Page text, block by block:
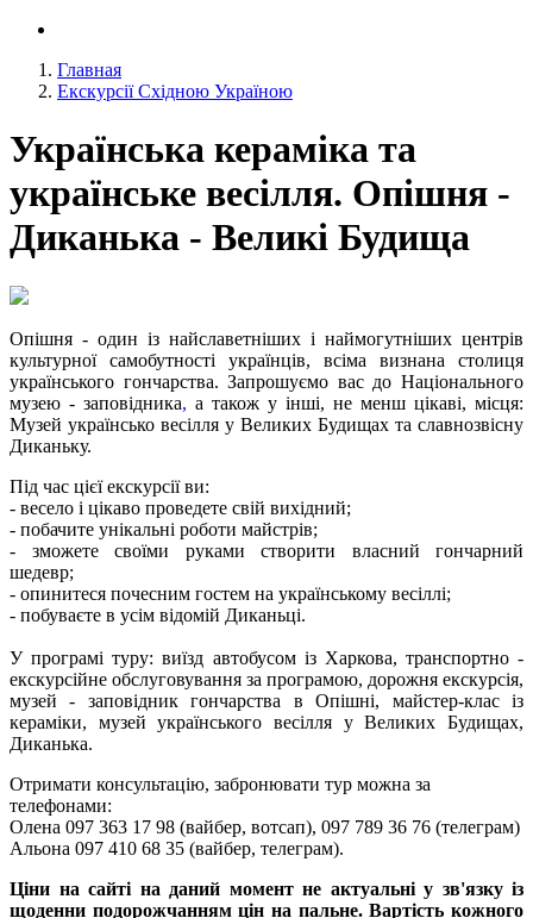
Главная
Екскурсії Східною Україною
Українська кераміка та
українське весілля. Опішня -
Диканька - Великі Будища
Опішня - один із найславетніших і наймогутніших центрів
культурної самобутності українців, всіма визнана столиця
українського гончарства. Запрошуємо вас до Національного
музею - заповідника, а також у інші, не менш цікаві, місця:
Музей українсько весілля у Великих Будищах та славнозвісну
Диканьку.
Під час цієї екскурсії ви:
- весело і цікаво проведете свій вихідний;
- побачите унікальні роботи майстрів;
- зможете своїми руками створити власний гончарний
шедевр;
- опинитеся почесним гостем на українському весіллі;
- побуваєте в усім відомій Диканьці.
У програмі туру: виїзд автобусом із Харкова, транспортно -
екскурсійне обслуговування за програмою, дорожня екскурсія,
музей - заповідник гончарства в Опішні, майстер-клас із
кераміки, музей українського весілля у Великих Будищах,
Диканька.
Отримати консультацію, забронювати тур можна за
телефонами:
Олена 097 363 17 98 (вайбер, вотсап), 097 789 36 76 (телеграм)
Альона 097 410 68 35 (вайбер, телеграм).
Ціни на сайті на даний момент не актуальні у зв'язку із
щоденни подорожчанням цін на пальне. Вартість кожного